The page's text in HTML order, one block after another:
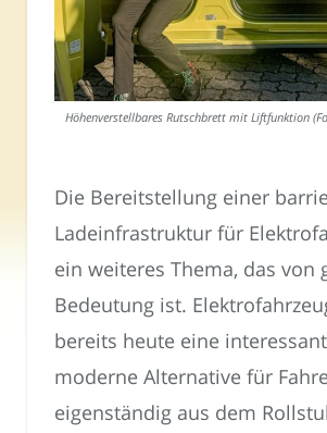
Höhenverstellbares Rutschbrett mit Liftfunktion
Die Bereitstellung einer
Ladeinfrastruktur für
ein weiteres Thema, das von
Bedeutung ist.
bereits heute eine
moderne Alternative für
eigenständig aus dem